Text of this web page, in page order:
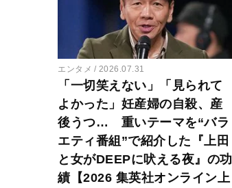
エンタメ 2026.07.31
「一切笑えない」「見られて
よかった」妊産婦の自殺、産
後うつ… 重いテーマを“バラ
エティ番組”で紹介した『上田
と女がDEEPに吠える夜』の功
績【2026 集英社オンライン上